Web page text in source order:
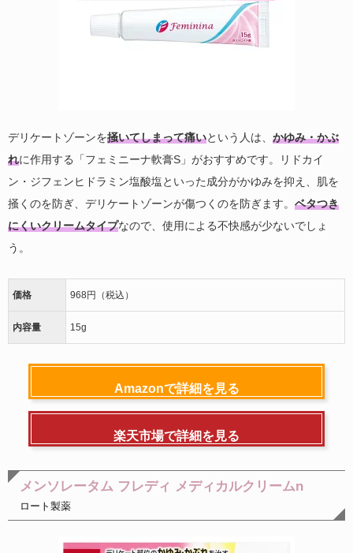
デリケートゾーンを掻いてしまって痛いという人は、 かゆみ・かぶ
れに作用する「フェミニーナ軟膏S」がおすすめです。リドカイ
ン・ジフェンヒドラミン塩酸塩といった成分がかゆみを抑え、肌を
掻くのを防ぎ、デリケートゾーンが傷つくのを防ぎます。 ベタつき
にくいクリームタイプなので、使用による不快感が少ないでしょ
う。
価格 968円（税込）
内容量 15g
Amazonで詳細を見る
楽天市場で詳細を見る
メンソレータム フレディ メディカルクリームn
ロート製薬